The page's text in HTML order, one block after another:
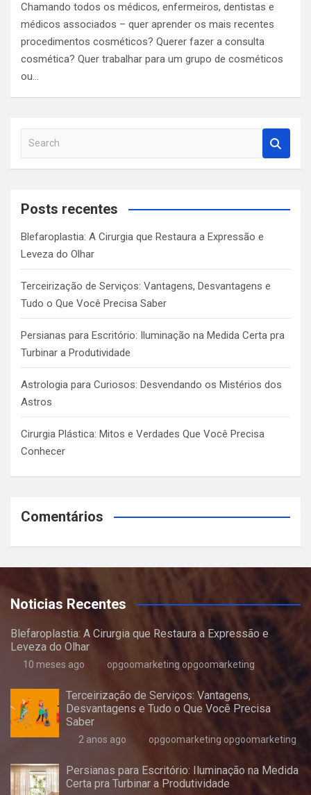
Chamando todos os médicos, enfermeiros, dentistas e
médicos associados – quer aprender os mais recentes
procedimentos cosméticos? Querer fazer a consulta
cosmética? Quer trabalhar para um grupo de cosméticos
ou…
a
c
Posts recentes
Blefaroplastia: A Cirurgia que Restaura a Expressão e
Leveza do Olhar
Terceirização de Serviços: Vantagens, Desvantagens e
Tudo o Que Você Precisa Saber
Persianas para Escritório: Iluminação na Medida Certa pra
Turbinar a Produtividade
Astrologia para Curiosos: Desvendando os Mistérios dos
Astros
Cirurgia Plástica: Mitos e Verdades Que Você Precisa
Conhecer
Comentários
Noticias Recentes
Blefaroplastia: A Cirurgia que Restaura a Expressão e
Leveza do Olhar
10 meses ago opgoomarketing opgoomarketing
Terceirização de Serviços: Vantagens,
Desvantagens e Tudo o Que Você Precisa
Saber
2 anos ago opgoomarketing opgoomarketing
Persianas para Escritório: Iluminação na Medida
Certa pra Turbinar a Produtividade